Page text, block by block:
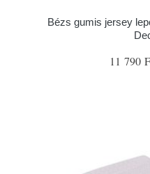
Bézs gumis jersey
11 790